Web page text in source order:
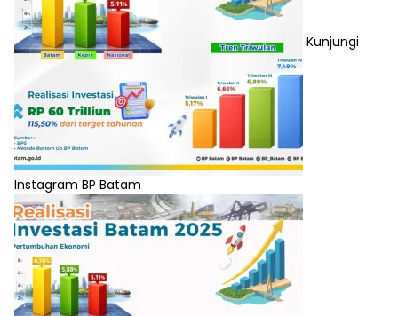
Kunjungi
Instagram BP Batam